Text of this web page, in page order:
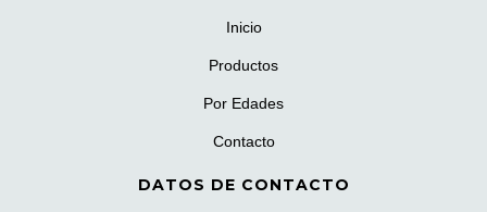
Inicio
Productos
Por Edades
Contacto
DATOS DE CONTACTO